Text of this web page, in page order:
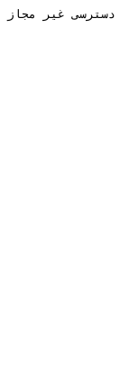
دسترسی غیر مجاز